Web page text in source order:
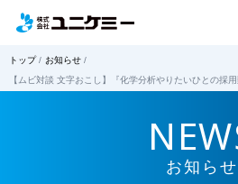
トップ
お知らせ
【ムビ対談 文字おこし】『化学分析やりたいひとの採
お知らせ